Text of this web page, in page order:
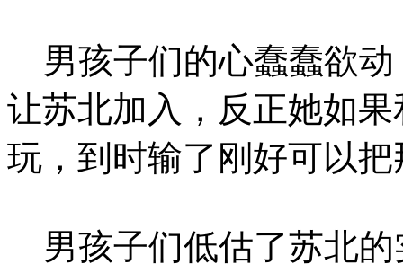
男孩子们的心蠢蠢欲动
让苏北加入，反正她如
玩，到时输了刚好可以
男孩子们低估了苏北的